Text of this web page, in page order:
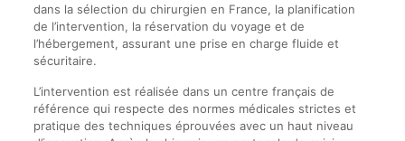
dans la sélection du chirurgien en France, la planification
de l’intervention, la réservation du voyage et de
l’hébergement, assurant une prise en charge fluide et
sécuritaire.
L’intervention est réalisée dans un centre français de
référence qui respecte des normes médicales strictes et
pratique des techniques éprouvées avec un haut niveau